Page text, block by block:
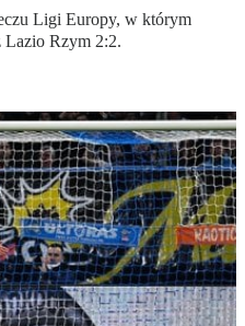
Ligi Europy, w którym
Lazio Rzym 2:2.